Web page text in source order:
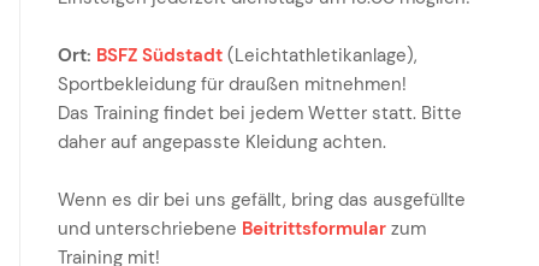
Ort: BSFZ Südstadt (Leichtathletikanlage),
Sportbekleidung für draußen mitnehmen!
Das Training findet bei jedem Wetter statt. Bitte
daher auf angepasste Kleidung achten.
Wenn es dir bei uns gefällt, bring das ausgefüllte
und unterschriebene Beitrittsformular zum
Training mit!